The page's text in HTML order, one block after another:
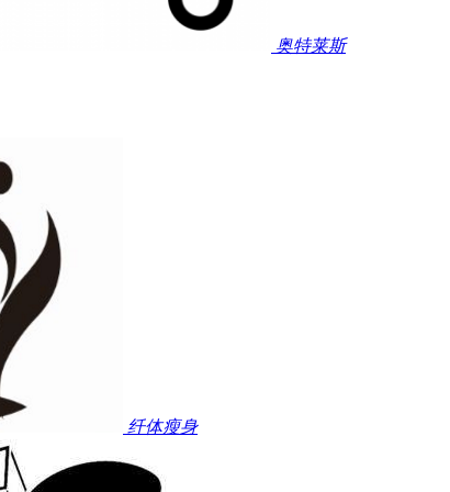
奥特莱斯
纤体瘦身